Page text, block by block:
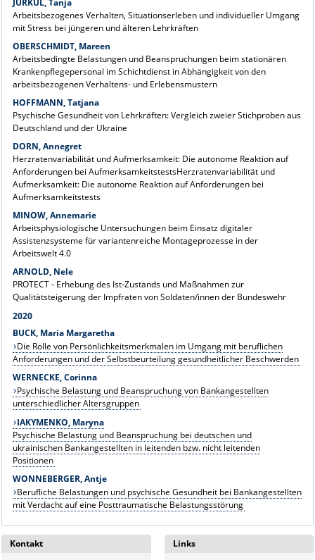
Arbeitsbezogenes Verhalten, Situationserleben und individueller Umgang
mit Stress bei jüngeren und älteren Lehrkräften
OBERSCHMIDT, Mareen
Arbeitsbedingte Belastungen und Beanspruchungen beim stationären
Krankenpflegepersonal im Schichtdienst in Abhängigkeit von den
arbeitsbezogenen Verhaltens- und Erlebensmustern
HOFFMANN, Tatjana
Psychische Gesundheit von Lehrkräften: Vergleich zweier Stichproben aus
Deutschland und der Ukraine
DORN, Annegret
Herzratenvariabilität und Aufmerksamkeit: Die autonome Reaktion auf
Anforderungen bei AufmerksamkeitstestsHerzratenvariabilität und
Aufmerksamkeit: Die autonome Reaktion auf Anforderungen bei
Aufmerksamkeitstests
MINOW, Annemarie
Arbeitsphysiologische Untersuchungen beim Einsatz digitaler
Assistenzsysteme für variantenreiche Montageprozesse in der
Arbeitswelt 4.0
ARNOLD, Nele
PROTECT - Erhebung des Ist-Zustands und Maßnahmen zur
Qualitätsteigerung der Impfraten von Soldaten/innen der Bundeswehr
2020
BUCK, Maria Margaretha
Die Rolle von Persönlichkeitsmerkmalen im Umgang mit beruflichen
Anforderungen und der Selbstbeurteilung gesundheitlicher Beschwerden
WERNECKE, Corinna
Psychische Belastung und Beanspruchung von Bankangestellten
unterschiedlicher Altersgruppen
IAKYMENKO, Maryna
Psychische Belastung und Beanspruchung bei deutschen und
ukrainischen Bankangestellten in leitenden bzw. nicht leitenden
Positionen
WONNEBERGER, Antje
Berufliche Belastungen und psychische Gesundheit bei Bankangestellten
mit Verdacht auf eine Posttraumatische Belastungsstörung
Kontakt
Links